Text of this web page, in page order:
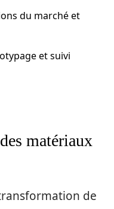
du marché et
et suivi
matériaux
de